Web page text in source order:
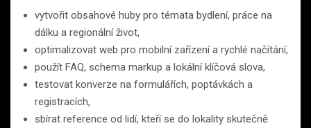
vytvořit obsahové huby pro témata bydlení, práce na
dálku a regionální život,
optimalizovat web pro mobilní zařízení a rychlé načítání,
použít FAQ, schema markup a lokální klíčová slova,
testovat konverze na formulářích, poptávkách a
registracích,
sbírat reference od lidí, kteří se do lokality skutečně